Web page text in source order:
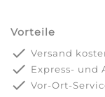
Vorteile
done Versand
done Express- und
done Vor-Ort-